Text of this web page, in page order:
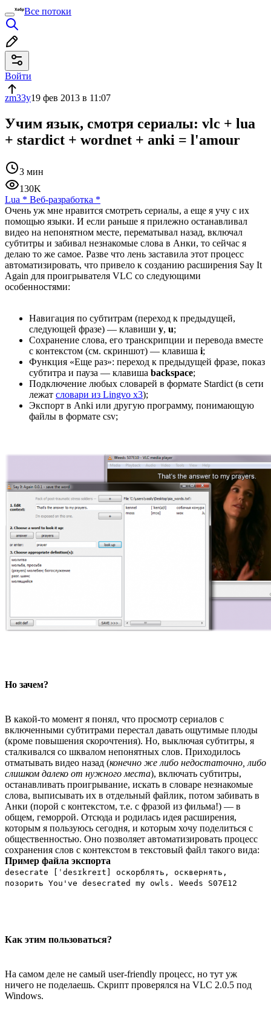
Все потоки
Войти
zm33y19 фев 2013 в 11:07
Учим язык, смотря сериалы: vlc + lua
+ stardict + wordnet + anki = l'amour
3 мин
130K
Lua * Веб-разработка *
Очень уж мне нравится смотреть сериалы, а еще я учу с их
помощью языки. И если раньше я прилежно останавливал
видео на непонятном месте, перематывал назад, включал
субтитры и забивал незнакомые слова в Анки, то сейчас я
делаю то же самое. Разве что лень заставила этот процесс
автоматизировать, что привело к созданию расширения Say It
Again для проигрывателя VLC со следующими
особенностями:
Навигация по субтитрам (переход к предыдущей,
следующей фразе) — клавиши y, u;
Сохранение слова, его транскрипции и перевода вместе
с контекстом (см. скриншот) — клавиша i;
Функция «Еще раз»: переход к предыдущей фразе, показ
субтитра и пауза — клавиша backspace;
Подключение любых словарей в формате Stardict (в сети
лежат словари из Lingvo x3);
Экспорт в Anki или другую программу, понимающую
файлы в формате csv;
Но зачем?
В какой-то момент я понял, что просмотр сериалов с
включенными субтитрами перестал давать ощутимые плоды
(кроме повышения скорочтения). Но, выключая субтитры, я
сталкивался со шквалом непонятных слов. Приходилось
отматывать видео назад (конечно же либо недостаточно, либо
слишком далеко от нужного места), включать субтитры,
останавливать проигрывание, искать в словаре незнакомые
слова, выписывать их в отдельный файлик, потом забивать в
Анки (порой с контекстом, т.е. с фразой из фильма!) — в
общем, геморрой. Отсюда и родилась идея расширения,
которым я пользуюсь сегодня, и которым хочу поделиться с
общественностью. Оно позволяет автоматизировать процесс
сохранения слов с контекстом в текстовый файл такого вида:
Пример файла экспорта
desecrate [ˈdesɪkreɪt] оскорблять, осквернять,
позорить You've desecrated my owls. Weeds S07E12
Как этим пользоваться?
На самом деле не самый user-friendly процесс, но тут уж
ничего не поделаешь. Скрипт проверялся на VLC 2.0.5 под
Windows.